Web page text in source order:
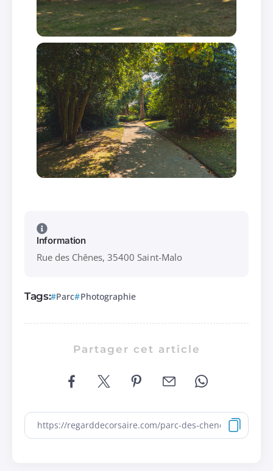
Information
Rue des Chênes, 35400 Saint-Malo
Tags: Parc Photographie
Partager cet article